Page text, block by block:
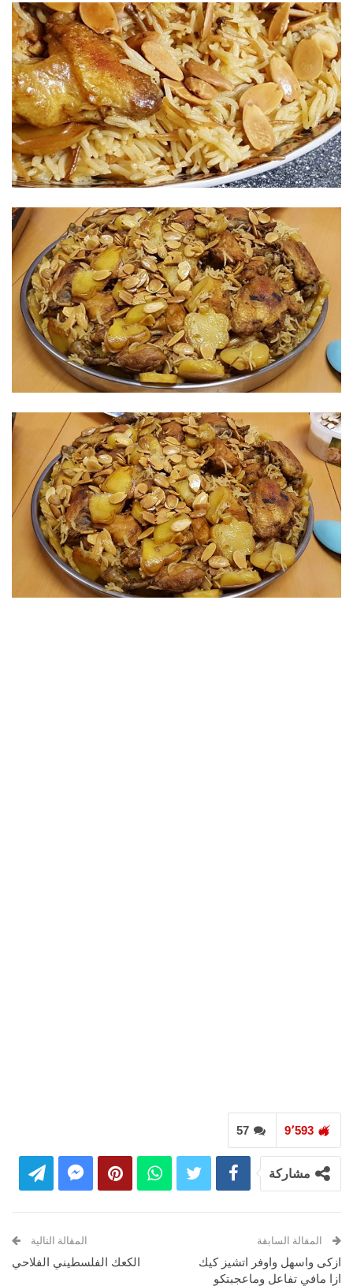
57 9٬593
مشاركة
المقالة السابقة
ازكى واسهل واوفر اتشيز كيك
ازا مافي تفاعل وماعجبتكو
المقالة التالية
الكعك الفلسطيني الفلاحي